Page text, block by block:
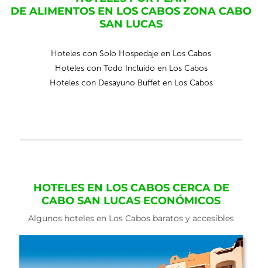
DE ALIMENTOS EN LOS CABOS ZONA CABO
SAN LUCAS
Hoteles con Solo Hospedaje en Los Cabos
Hoteles con Todo Incluido en Los Cabos
Hoteles con Desayuno Buffet en Los Cabos
HOTELES EN LOS CABOS CERCA DE
CABO SAN LUCAS ECONÓMICOS
Algunos hoteles en Los Cabos baratos y accesibles